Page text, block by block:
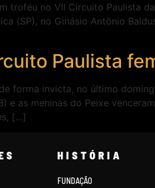
troféu no VII Circuito Paulista
(SP), no Ginásio Antônio
Paulista
forma invicta, no último
as meninas do Peixe
[…]
HISTÓRIA
FUNDAÇÃO